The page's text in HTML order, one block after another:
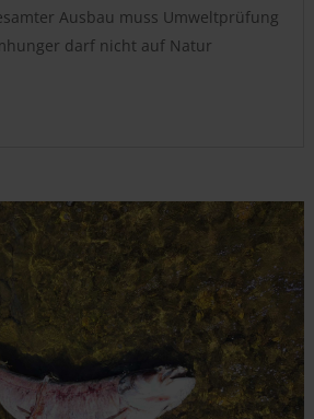
Ausbau muss Umweltprüfung
darf nicht auf Natur